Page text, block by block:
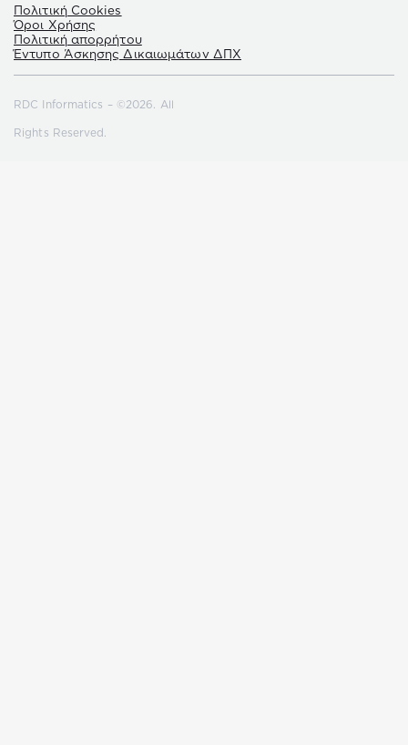
Πολιτική Cookies
Όροι Χρήσης
Πολιτική απορρήτου
Έντυπο Άσκησης Δικαιωμάτων ΔΠΧ
RDC Informatics – ©2026. All
Rights Reserved.